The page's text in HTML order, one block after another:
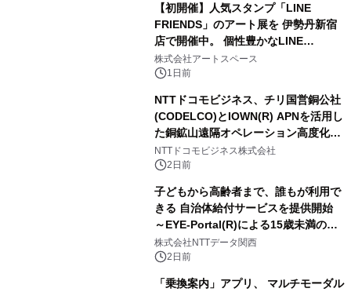
【初開催】人気スタンプ「LINE
FRIENDS」のアート展を 伊勢丹新宿
店で開催中。 個性豊かなLINE
FRIENDSの仲間たちが インテリアア
ートとして新たな魅力を発信。
株式会社アートスペース
1日前
NTTドコモビジネス、チリ国営銅公社
(CODELCO)とIOWN(R) APNを活用し
た銅鉱山遠隔オペレーション高度化に
向けた調査・実証を開始
NTTドコモビジネス株式会社
2日前
子どもから高齢者まで、誰もが利用で
きる 自治体給付サービスを提供開始
～EYE-Portal(R)による15歳未満の本
人認証と デジタルデバイド対策で実現
～
株式会社NTTデータ関西
2日前
「乗換案内」アプリ、 マルチモーダル